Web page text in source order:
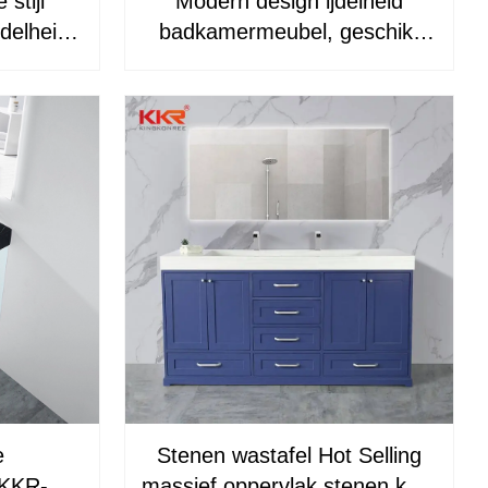
badkamermeubel, geschikt
706CF
Stenen wastafel Hot Selling